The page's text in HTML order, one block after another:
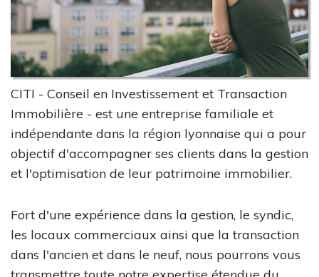
CITI - Conseil en Investissement et Transaction
Immobilière - est une entreprise familiale et
indépendante dans la région lyonnaise qui a pour
objectif d'accompagner ses clients dans la gestion
et l'optimisation de leur patrimoine immobilier.
Fort d'une expérience dans la gestion, le syndic,
les locaux commerciaux ainsi que la transaction
dans l'ancien et dans le neuf, nous pourrons vous